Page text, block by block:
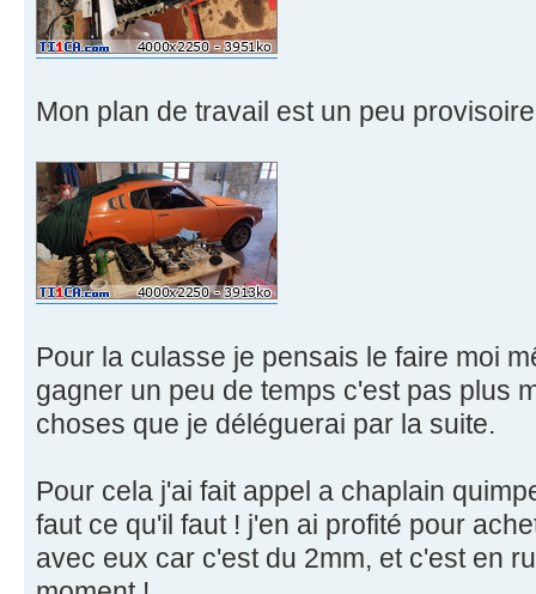
Mon plan de travail est un peu
Pour la culasse je pensais le faire moi
gagner un peu de temps c'est pas plus
choses que je déléguerai par la suite.
Pour cela j'ai fait appel a chaplain
faut ce qu'il faut ! j'en ai profité pour
avec eux car c'est du 2mm, et c'est en